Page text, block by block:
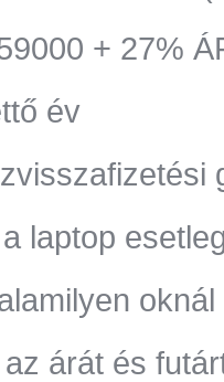
+ 27%
év
laptop
oknál
árát és